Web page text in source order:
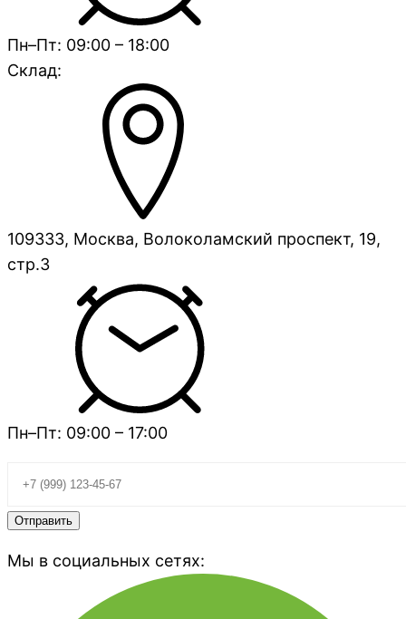
Пн–Пт: 09:00 – 18:00
Склад:
109333, Москва, Волоколамский проспект, 19,
стр.3
Пн–Пт: 09:00 – 17:00
Мы в социальных сетях: